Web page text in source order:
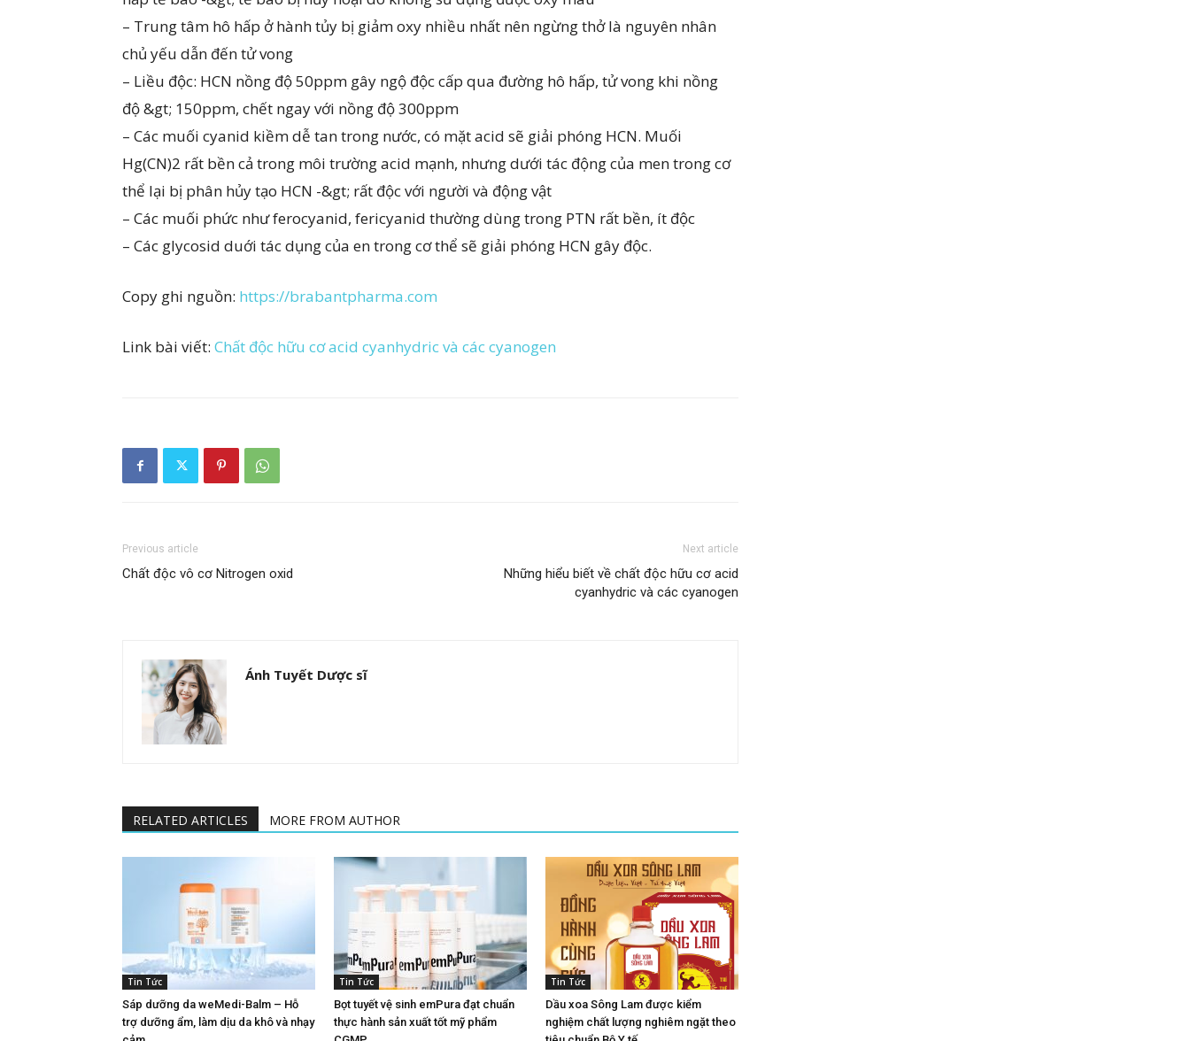
– Trung tâm hô hấp ở hành tủy bị giảm oxy nhiều nhất nên ngừng thở là nguyên nhân
chủ yếu dẫn đến tử vong
– Liều độc: HCN nồng độ 50ppm gây ngộ độc cấp qua đường hô hấp, tử vong khi nồng
độ &gt; 150ppm, chết ngay với nồng độ 300ppm
– Các muối cyanid kiềm dễ tan trong nước, có mặt acid sẽ giải phóng HCN. Muối
Hg(CN)2 rất bền cả trong môi trường acid mạnh, nhưng dưới tác động của men trong cơ
thể lại bị phân hủy tạo HCN -&gt; rất độc với người và động vật
– Các muối phức như ferocyanid, fericyanid thường dùng trong PTN rất bền, ít độc
– Các glycosid duới tác dụng của en trong cơ thể sẽ giải phóng HCN gây độc.
Copy ghi nguồn: https://brabantpharma.com
Link bài viết: Chất độc hữu cơ acid cyanhydric và các cyanogen
Previous article
Chất độc vô cơ Nitrogen oxid
Next article
Những hiểu biết về chất độc hữu cơ acid
cyanhydric và các cyanogen
Ánh Tuyết Dược sĩ
RELATED ARTICLES MORE FROM AUTHOR
Tin Tức
Sáp dưỡng da weMedi-Balm – Hỗ
trợ dưỡng ẩm, làm dịu da khô và nhạy
Tin Tức
Bọt tuyết vệ sinh emPura đạt chuẩn
thực hành sản xuất tốt mỹ phẩm
Tin Tức
Dầu xoa Sông Lam được kiểm
nghiệm chất lượng nghiêm ngặt theo